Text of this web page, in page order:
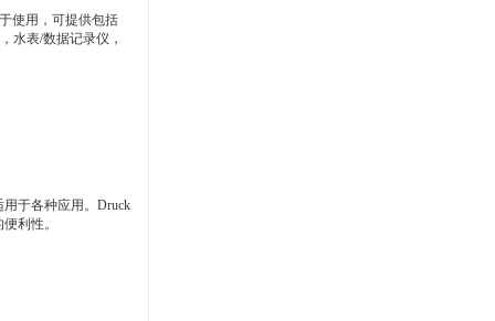
使用，可提供包括
水表/数据记录仪，
于各种应用。Druck
利性。